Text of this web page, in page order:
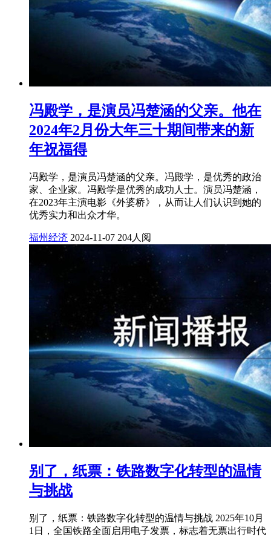
冯殿学，是演员冯楚涵的父亲。他在
2024年2月份大年三十期间带来的新
年祝福得
冯殿学，是演员冯楚涵的父亲。冯殿学，是优秀的政治
家、企业家。冯殿学是优秀的成功人士。演员冯楚涵，
在2023年主演电影《外婆桥》，从而让人们认识到她的
优秀实力和出众才华。
福州经济 2024-11-07 204人阅
别了，纸票：铁路数字化转型的温情
与挑战
别了，纸票：铁路数字化转型的温情与挑战 2025年10月
1日，全国铁路全面启用电子发票，标志着无票出行时代